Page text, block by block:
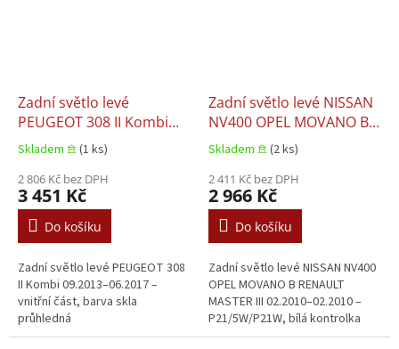
Zadní světlo levé
PEUGEOT 308 II Kombi
09.2013–06.2017
Skladem 𖠿 (1 ks)
2 806 Kč bez DPH
3 451 Kč
Do košíku
Zadní světlo levé PEUGEOT 308
II Kombi 09.2013–06.2017 –
vnitřní část, barva skla
průhledná
Zadní světlo levé NISSAN
NV400 OPEL MOVANO B
RENAULT MASTER III
02.2010–02.2010
Skladem 𖠿 (2 ks)
2 411 Kč bez DPH
2 966 Kč
Do košíku
Zadní světlo levé NISSAN NV400
OPEL MOVANO B RENAULT
MASTER III 02.2010–02.2010 –
P21/5W/P21W, bílá kontrolka